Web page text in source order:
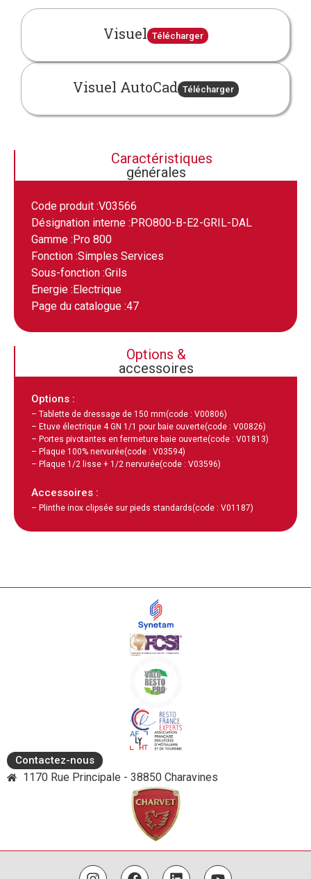
Visuel Télécharger
Visuel AutoCad Télécharger
Caractéristiques
générales
Code produit :V03566
Désignation interne :PRO800-B-E2-GRIL-DAL
Gamme :Pro 800
Fonction :Simples Services
Sous-fonction :Grils
Energie :Electrique
Page du catalogue :47
Options &
accessoires
Options :
– Tablette de dressage de 150 mm(code : V00806)
– Etuve électrique 4 GN 1/1 pour baie ouverte(code : V00826)
– Portes pivotantes en fermeture baie ouverte(code : V01813)
– Plaque 100% nervurée(code : V03594)
– Plaque 1/2 lisse + 1/2 nervurée(code : V03596)
Accessoires :
– Plinthe inox clipsée sur pieds standards(code : V01187)
Contactez-nous
1170 Rue Principale - 38850 Charavines